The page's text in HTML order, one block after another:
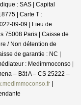
: SAS | Capital
| Carte T :
09-09 | Lieu de
75008 Paris | Caisse de
/ Non détention de
de garantie : NC |
: Medimmoconso |
– Bât A – CS 25222 –
|